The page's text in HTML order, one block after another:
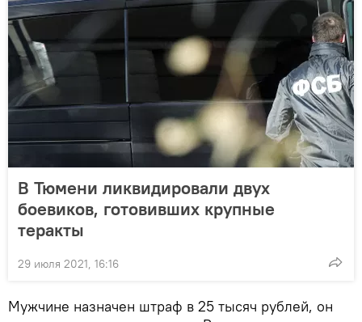
В Тюмени ликвидировали двух
боевиков, готовивших крупные
теракты
29 июля 2021, 16:16
Мужчине назначен штраф в 25 тысяч рублей, он